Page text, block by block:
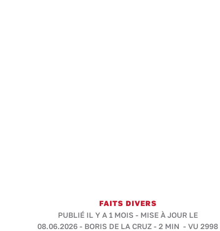
FAITS DIVERS
PUBLIÉ IL Y A 1 MOIS - MISE À JOUR LE
08.06.2026 - BORIS DE LA CRUZ - 2 MIN - VU 2998